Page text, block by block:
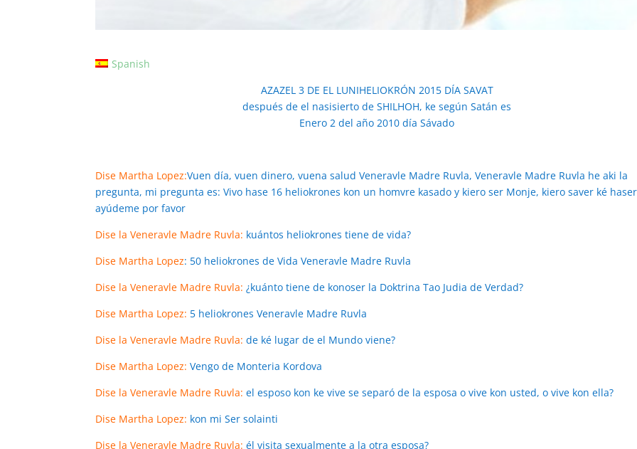
Spanish
AZAZEL 3 DE EL LUNIHELIOKRÓN 2015 DÍA SAVAT
después de el nasisierto de SHILHOH, ke según Satán es
Enero 2 del año 2010 día Sávado
Dise Martha Lopez:Vuen día, vuen dinero, vuena salud Veneravle Madre Ruvla, Veneravle Madre Ruvla he aki la
pregunta, mi pregunta es: Vivo hase 16 heliokrones kon un homvre kasado y kiero ser Monje, kiero saver ké
ayúdeme por favor
Dise la Veneravle Madre Ruvla: kuántos heliokrones tiene de vida?
Dise Martha Lopez: 50 heliokrones de Vida Veneravle Madre Ruvla
Dise la Veneravle Madre Ruvla:¿kuánto tiene de konoser la Doktrina Tao Judia de Verdad?
Dise Martha Lopez: 5 heliokrones Veneravle Madre Ruvla
Dise la Veneravle Madre Ruvla:de ké lugar de el Mundo viene?
Dise Martha Lopez:Vengo de Monteria Kordova
Dise la Veneravle Madre Ruvla:el esposo kon ke vive se separó de la esposa o vive kon usted, o vive kon ella?
Dise Martha Lopez: kon mi Ser solainti
Dise la Veneravle Madre Ruvla:él visita sexualmente a la otra esposa?